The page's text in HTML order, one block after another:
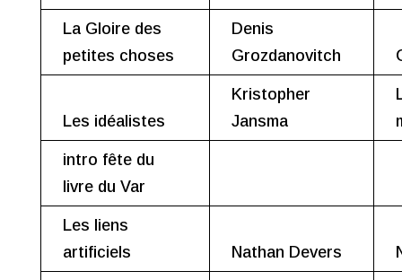
La Gloire des
petites choses
Denis
Grozdanovitch
Les idéalistes
Kristopher
Jansma
intro fête du
livre du Var
Les liens
artificiels
Nathan Devers